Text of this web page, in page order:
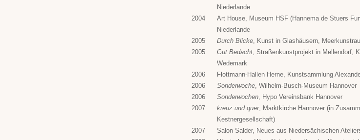
Niederlande
2004
Art House, Museum HSF (Hannema de Stuers
Niederlande
2005
Durch Blicke, Kunst in Glashäusern,
2005
Gut Bedacht, Straßenkunstprojekt in Mellendorf,
Wedemark
2006
Flottmann-Hallen Herne, Kunstsammlung
2006
Sonderwoche, Wilhelm-Busch-Museum Hannover
2006
Sonderwochen, Hypo Vereinsbank Hannover
2007
kreuz und quer, Marktkirche Hannover (in
Kestnergesellschaft)
2007
Salon Salder, Neues aus Niedersächischen